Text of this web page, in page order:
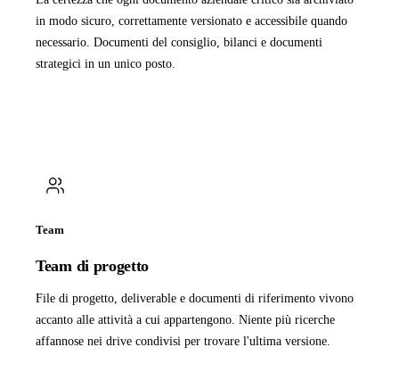
in modo sicuro, correttamente versionato e accessibile quando
necessario. Documenti del consiglio, bilanci e documenti
strategici in un unico posto.
Team
Team di progetto
File di progetto, deliverable e documenti di riferimento vivono
accanto alle attività a cui appartengono. Niente più ricerche
affannose nei drive condivisi per trovare l'ultima versione.